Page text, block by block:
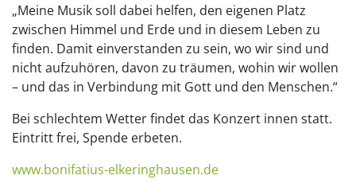
„Meine Musik soll dabei helfen, den eigenen Platz
zwischen Himmel und Erde und in diesem Leben zu
finden. Damit einverstanden zu sein, wo wir sind und
nicht aufzuhören, davon zu träumen, wohin wir wollen
– und das in Verbindung mit Gott und den Menschen.“
Bei schlechtem Wetter findet das Konzert innen statt.
Eintritt frei, Spende erbeten.
www.bonifatius-elkeringhausen.de